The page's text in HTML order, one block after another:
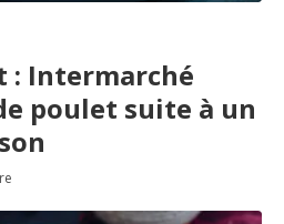
: Intermarché
poulet suite à un